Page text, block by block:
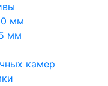
мм
мм
камер